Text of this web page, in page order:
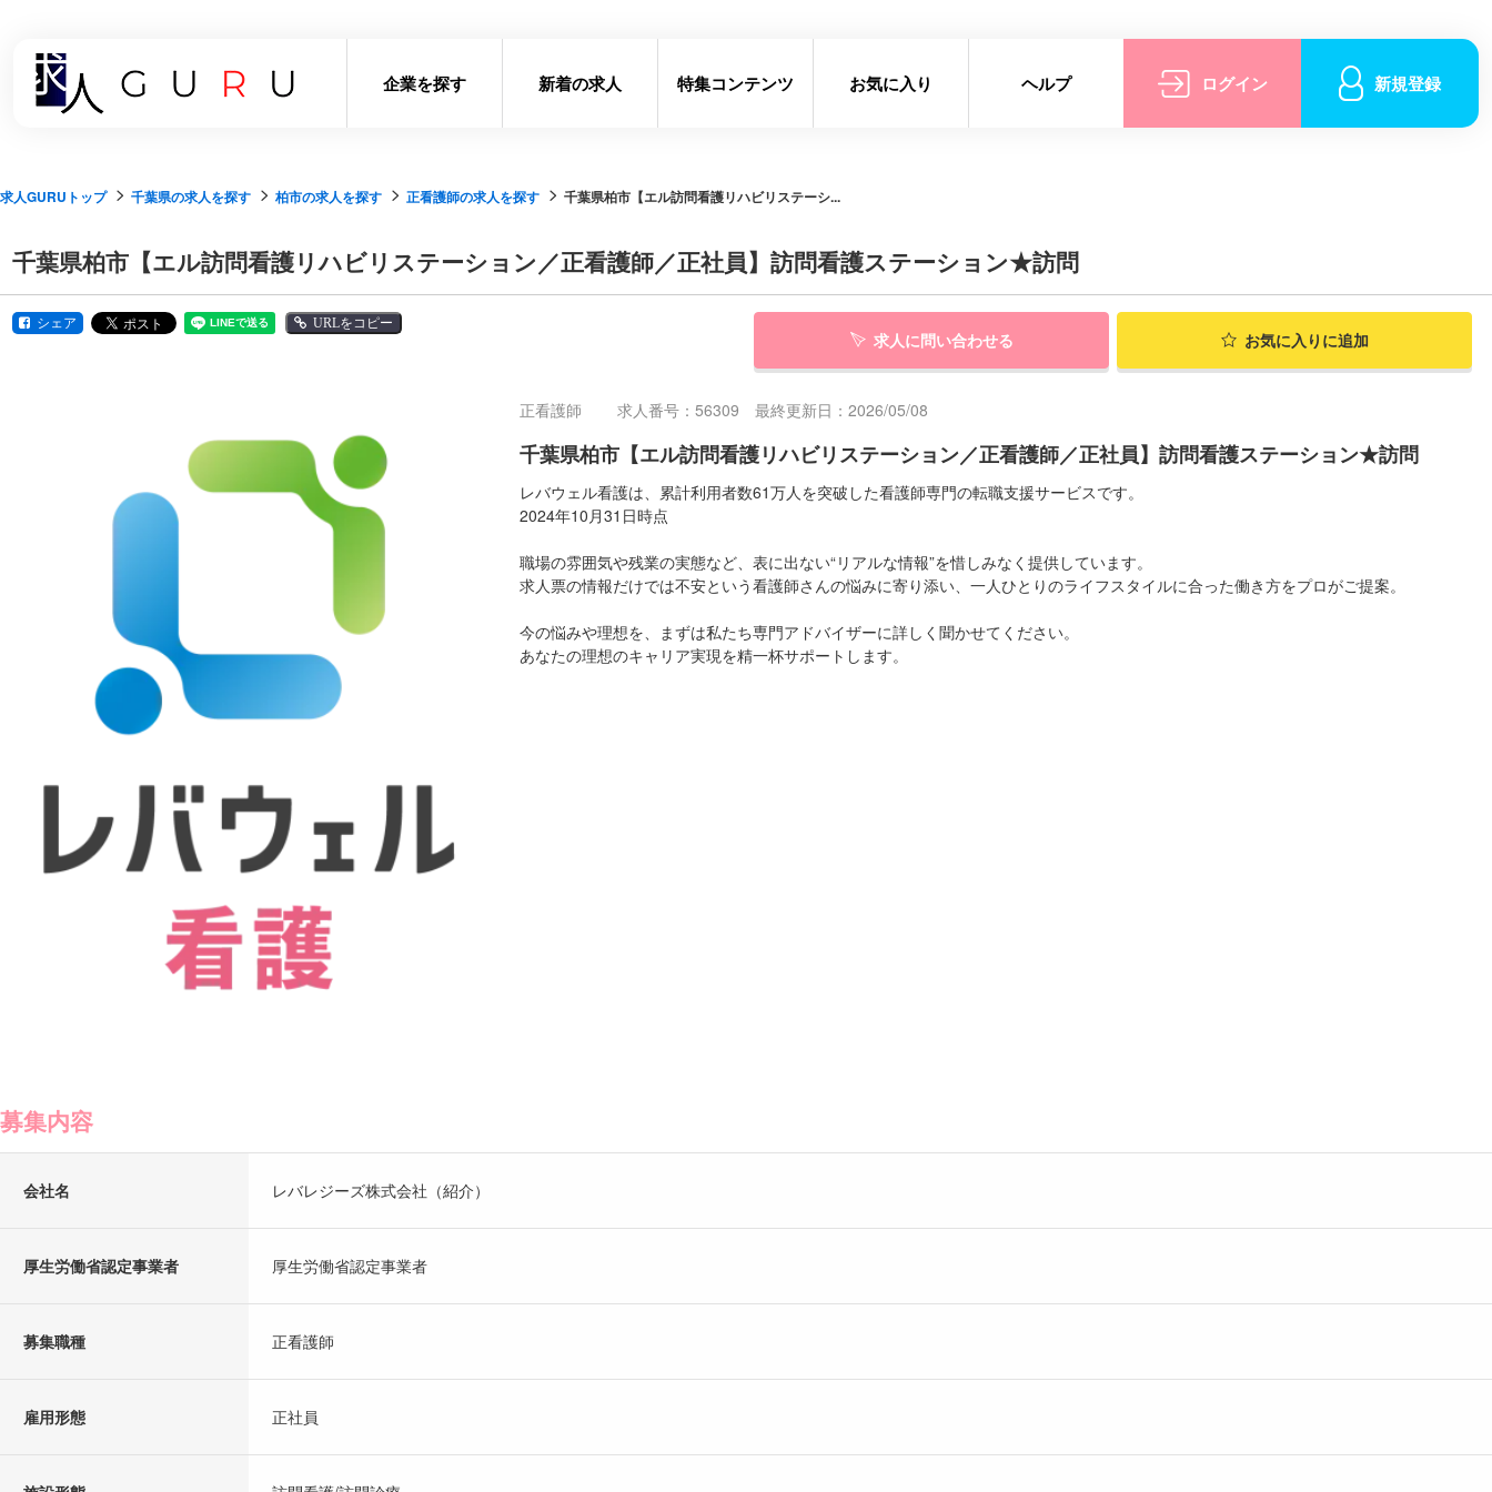
企業を探す 新着の求人 特集コンテンツ お気に入り ヘルプ ログイン 新規登録
求人GURUトップ 千葉県の求人を探す 柏市の求人を探す 正看護師の求人を探す 千葉県柏市【エル訪問看護リハビリステーシ...
千葉県柏市【エル訪問看護リハビリステーション／正看護師／正社員】訪問看護ステーション★訪問
シェア URLをコピー
求人に問い合わせる お気に入りに追加
正看護師 求人番号：56309 最終更新日：2026/05/08
千葉県柏市【エル訪問看護リハビリステーション／正看護師／正社員】訪問看護ステーション★訪問
レバウェル看護は、累計利用者数61万人を突破した看護師専門の転職支援サービスです。
2024年10月31日時点
職場の雰囲気や残業の実態など、表に出ない“リアルな情報”を惜しみなく提供しています。
求人票の情報だけでは不安という看護師さんの悩みに寄り添い、一人ひとりのライフスタイルに合った働き方をプロがご提案。
今の悩みや理想を、まずは私たち専門アドバイザーに詳しく聞かせてください。
あなたの理想のキャリア実現を精一杯サポートします。
募集内容
会社名 レバレジーズ株式会社（紹介）
厚生労働省認定事業者 厚生労働省認定事業者
募集職種 正看護師
雇用形態 正社員